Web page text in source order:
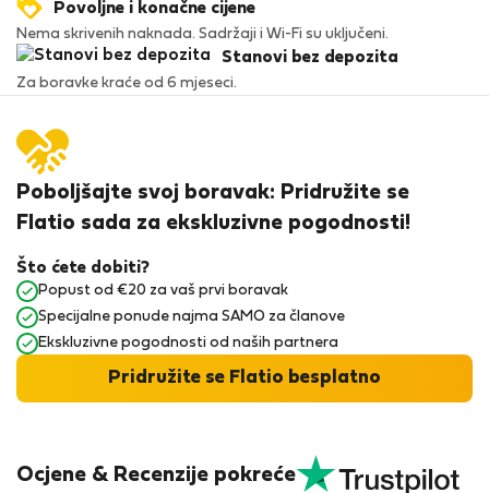
Povoljne i konačne cijene
Nema skrivenih naknada. Sadržaji i Wi-Fi su uključeni.
Stanovi bez depozita
Za boravke kraće od 6 mjeseci.
Ocjene & Recenzije pokreće
Poboljšajte svoj boravak: Pridružite se
Flatio sada za ekskluzivne pogodnosti!
Što ćete dobiti?
Popust od €20 za vaš prvi boravak
Specijalne ponude najma SAMO za članove
Ekskluzivne pogodnosti od naših partnera
Pridružite se Flatio besplatno